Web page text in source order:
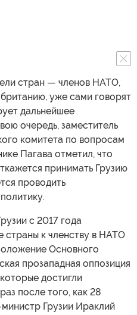
стран — членов НАТО,
уже сами говорят
дальнейшее
очередь, заместитель
комитета по вопросам
Пагава отметил, что
принимать Грузию
проводить
с 2017 года
страны к членству в НАТО
Основного
прозападная оппозиция
достигли
после того, как 28
Грузии Ираклий